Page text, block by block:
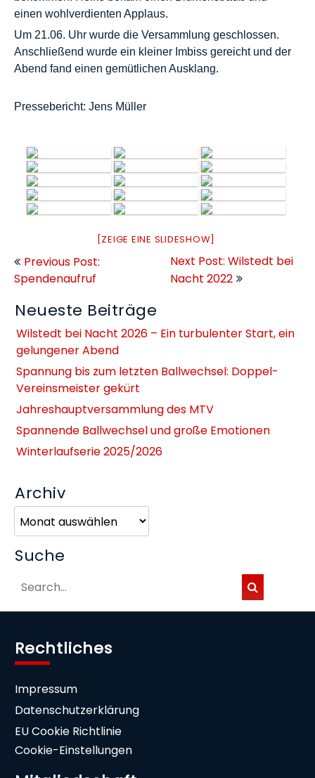
einen wohlverdienten Applaus.
Um 21.06. Uhr wurde die Versammlung geschlossen.
Anschließend wurde ein kleiner Imbiss gereicht und der
Abend fand einen gemütlichen Ausklang.
Pressebericht: Jens Müller
[ZEIGE EINE SLIDESHOW]
Beitragsnavigation
Previous Post:
Spendenaufruf
Next Post: Wilstedt bei
Nacht 2022
Neueste Beiträge
Wilstedt bei Nacht 2026 – Ein turbulenter Start, ein
gelungener Abend
Spannung bis zum letzten Ballwechsel: Doppel-
Vereinsmeister gekürt
Jahreshauptversammlung des MTV
Spannende Ballwechsel und große Emotionen
Winterlaufserie 2025/2026
Archiv
Suche
Rechtliches
Impressum
Datenschutzerklärung
EU Cookie Richtlinie
Cookie-Einstellungen